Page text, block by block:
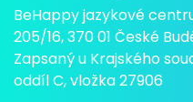
BeHappy jazykové
205/16, 370 01 České
Zapsaný u Krajského
oddíl C, vložka 27906